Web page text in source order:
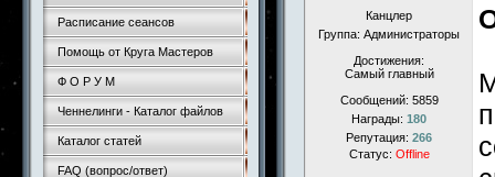
Расписание сеансов
Помощь от Круга Мастеров
Ф О Р У М
Ченнелинги - Каталог файлов
Каталог статей
FAQ (вопрос/ответ)
Канцлер
Группа: Администраторы
Достижения:
Самый главный
Сообщений: 5859
Награды: 180
Репутация: 266
Статус: Offline